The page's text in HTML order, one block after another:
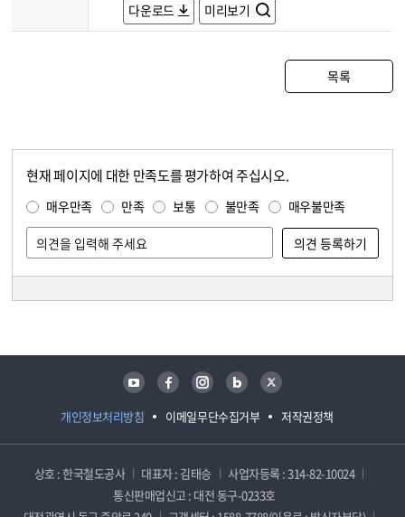
다운로드
미리보기
목록
현재 페이지에 대한 만족도를 평가하여 주십시오.
매우만족 만족 보통 불만족 매우불만족
개인정보처리방침 이메일무단수집거부 저작권정책
유튜브 페이스북 인스타그램 블로그 트위터
상호 : 한국철도공사 대표자 : 김태승
사업자등록 : 314-82-10024
통신판매업신고 : 대전 동구-0233호